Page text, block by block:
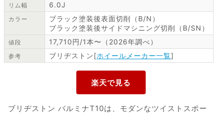
リム幅 6.0J
カラー
ブラック塗装後表面切削（B/N）
ブラック塗装後サイドマシニング切削（B/SN）
値段 17,710円/1本〜（2026年調べ）
参考 ブリヂストン[ホイールメーカー一覧]
ブリヂストン バルミナT10は、モダンなツイストスポー